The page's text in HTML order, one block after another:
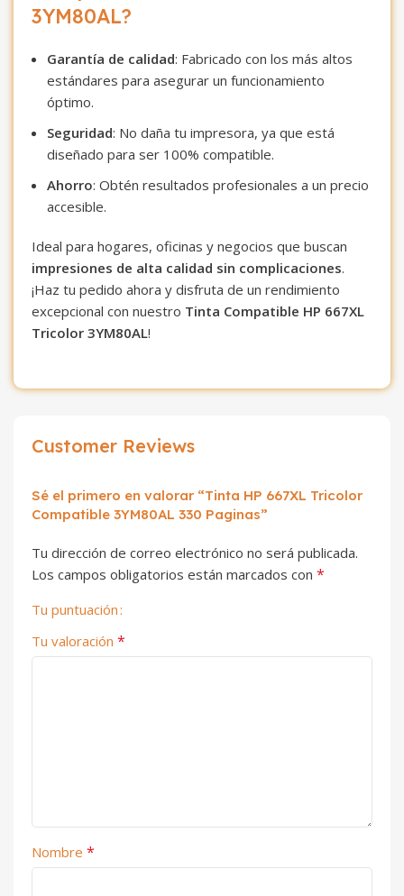
3YM80AL?
Garantía de calidad: Fabricado con los más altos
estándares para asegurar un funcionamiento
óptimo.
Seguridad: No daña tu impresora, ya que está
diseñado para ser 100% compatible.
Ahorro: Obtén resultados profesionales a un precio
accesible.
Ideal para hogares, oficinas y negocios que buscan
impresiones de alta calidad sin complicaciones.
¡Haz tu pedido ahora y disfruta de un rendimiento
excepcional con nuestro Tinta Compatible HP 667XL
Tricolor 3YM80AL!
Customer Reviews
Sé el primero en valorar “Tinta HP 667XL Tricolor
Compatible 3YM80AL 330 Paginas”
Tu dirección de correo electrónico no será publicada.
Los campos obligatorios están marcados con *
Tu puntuación
Tu valoración *
Nombre *